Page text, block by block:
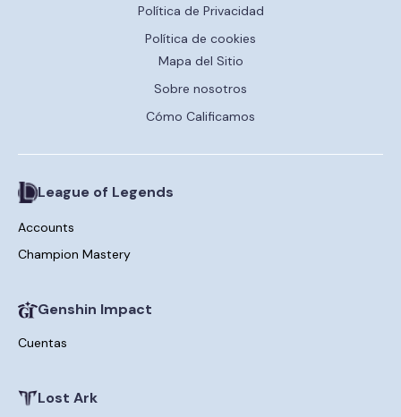
Política de Privacidad
Política de cookies
Mapa del Sitio
Sobre nosotros
Cómo Calificamos
League of Legends
Accounts
Champion Mastery
Genshin Impact
Cuentas
Lost Ark